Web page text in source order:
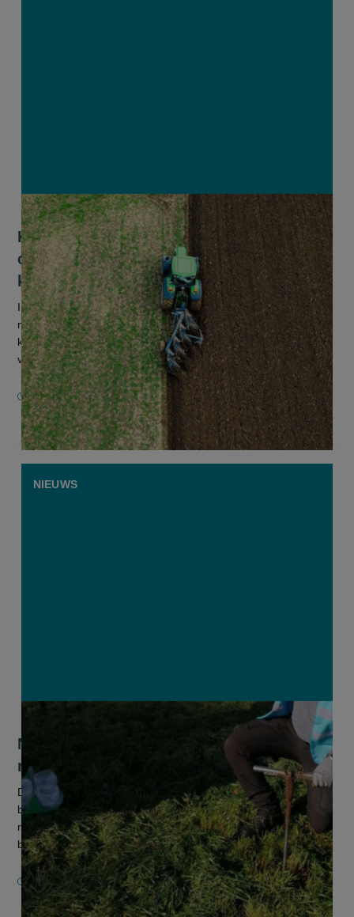
Komt er binnenkort een geloofwaardig
certificatensysteem voor
koolstofverwijdering?
In 2026 moeten de eerste Europese koolstofcertificaten op de
markt komen. Daarmee zullen onder meer landbouwers hun
koolstofvastleggende maatregelen financieel kunnen
verzilveren op een ééng...
18 AUGUSTUS 2025
Nitraatresidu in bodem op laagste
niveau sinds eerste metingen
De Mestbank heeft in 2024 het laagste nitraatresidu in de
bodem gemeten sinds de start van de metingen in 2007. Dat
meldt de Vlaamse Landmaatschappij (VLM). Nitraat is een
bestanddeel van me...
22 JULI 2025
NIEUWS